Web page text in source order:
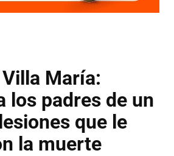
María:
los padres de un
que le
la muerte